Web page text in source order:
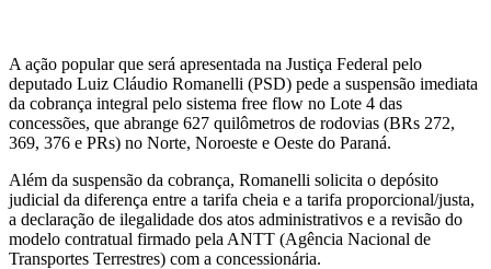
A ação popular que será apresentada na Justiça Federal pelo
deputado Luiz Cláudio Romanelli (PSD) pede a suspensão imediata
da cobrança integral pelo sistema free flow no Lote 4 das
concessões, que abrange 627 quilômetros de rodovias (BRs 272,
369, 376 e PRs) no Norte, Noroeste e Oeste do Paraná.
Além da suspensão da cobrança, Romanelli solicita o depósito
judicial da diferença entre a tarifa cheia e a tarifa proporcional/justa,
a declaração de ilegalidade dos atos administrativos e a revisão do
modelo contratual firmado pela ANTT (Agência Nacional de
Transportes Terrestres) com a concessionária.